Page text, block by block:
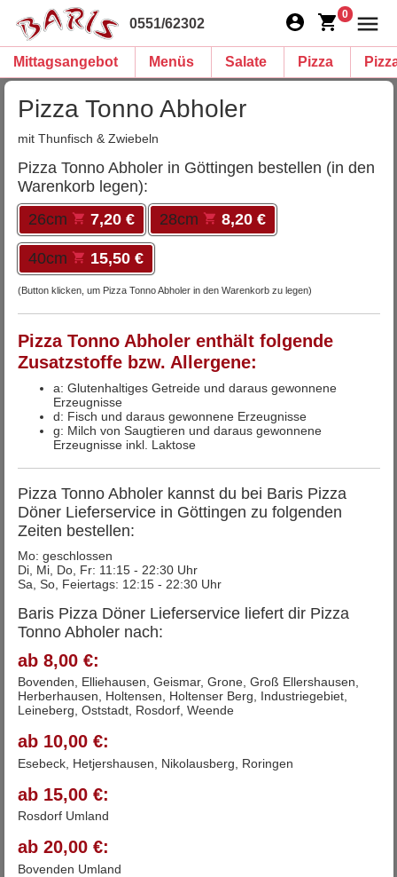
0551/62302
0
Mittagsangebot Menüs Salate Pizza
Pizza Tonno Abholer
mit Thunfisch & Zwiebeln
Pizza Tonno Abholer in Göttingen bestellen (in den
Warenkorb legen):
26cm
7,20 € 28cm 8,20 €
40cm 15,50 €
(Button klicken, um Pizza Tonno Abholer in den Warenkorb zu legen)
Pizza Tonno Abholer enthält folgende
Zusatzstoffe bzw. Allergene:
a: Glutenhaltiges Getreide und daraus gewonnene
Erzeugnisse
d: Fisch und daraus gewonnene Erzeugnisse
g: Milch von Saugtieren und daraus gewonnene
Erzeugnisse inkl. Laktose
Pizza Tonno Abholer kannst du bei Baris Pizza
Döner Lieferservice in Göttingen zu folgenden
Zeiten bestellen:
Mo: geschlossen
Di, Mi, Do, Fr: 11:15 - 22:30 Uhr
Sa, So, Feiertags: 12:15 - 22:30 Uhr
Baris Pizza Döner Lieferservice liefert dir Pizza
Tonno Abholer nach:
ab 8,00 €:
Bovenden, Elliehausen, Geismar, Grone, Groß Ellershausen,
Herberhausen, Holtensen, Holtenser Berg, Industriegebiet,
Leineberg, Oststadt, Rosdorf, Weende
ab 10,00 €:
Esebeck, Hetjershausen, Nikolausberg, Roringen
ab 15,00 €:
Rosdorf Umland
ab 20,00 €:
Bovenden Umland